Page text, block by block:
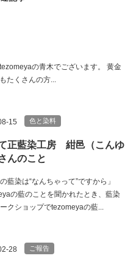
の青木でございます。 黄金
たくさんの方...
15 色と染料
正藍染工房 紺邑（こんゆ
んのこと
の藍染は“なんちゃって”ですから」
の藍のことを聞かれたとき、藍染
クショップでtezomeyaの藍...
28 ご報告